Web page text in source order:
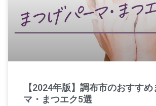
【2024年版】調布市のおすす
マ・まつエク5選